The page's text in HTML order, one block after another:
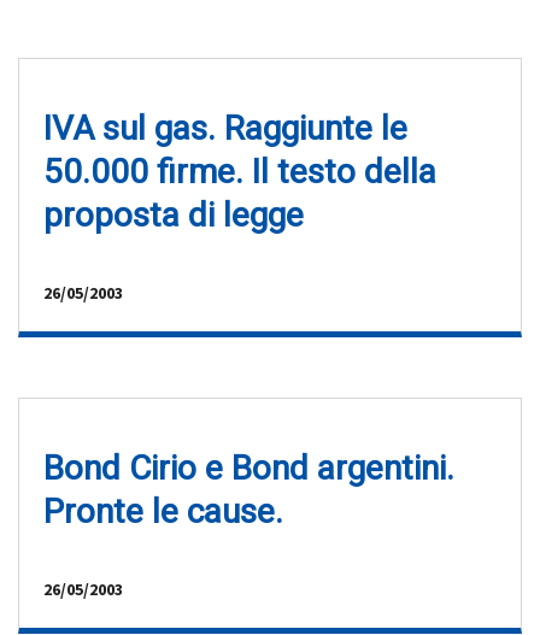
IVA sul gas. Raggiunte le
50.000 firme. Il testo della
proposta di legge
26/05/2003
Bond Cirio e Bond argentini.
Pronte le cause.
26/05/2003